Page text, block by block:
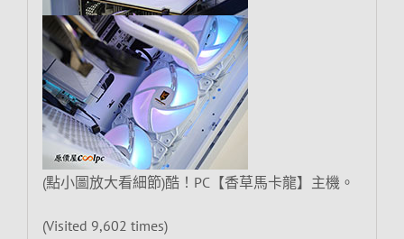
(點小圖放大看細節)酷！PC【香草馬卡龍】主機。
(Visited 9,602 times)